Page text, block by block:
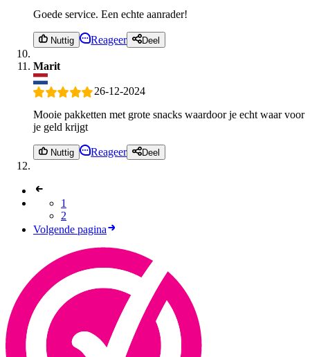
Goede service. Een echte aanrader!
Nuttig Reageer Deel
Marit
26-12-2024
Mooie pakketten met grote snacks waardoor je echt waar voor
je geld krijgt
Nuttig Reageer Deel
1
2
Volgende pagina